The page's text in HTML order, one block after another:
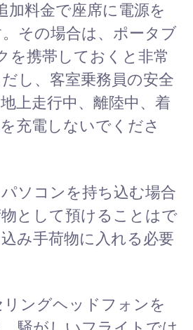
加料金で座席に電源を
その場合は、ポータブ
を携帯しておくと非常
し、客室乗務員の安全
上走行中、離陸中、着
充電しないでくださ
ソコンを持ち込む場合
として預けることはで
み手荷物に入れる必要
ングヘッドフォンを